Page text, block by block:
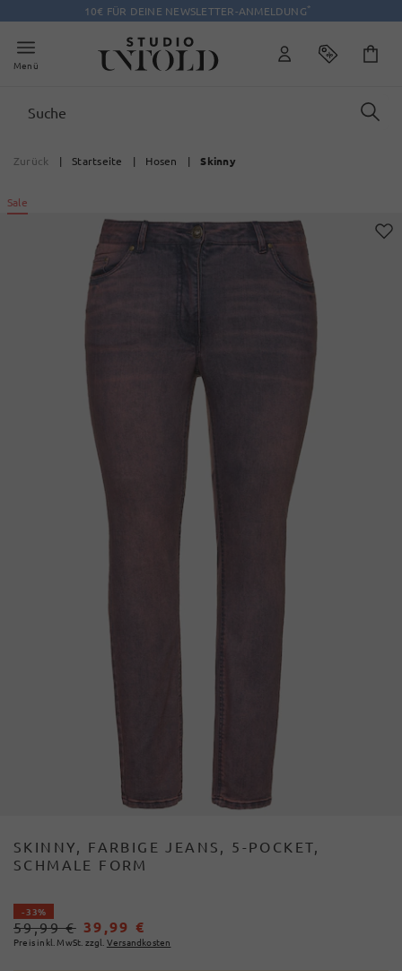
10€ FÜR DEINE NEWSLETTER-ANMELDUNG*
Menü
Zurück | Startseite | Hosen | Skinny
Sale
SKINNY, FARBIGE JEANS, 5-POCKET,
SCHMALE FORM
- 33%
59,99 € 39,99 €
Preis inkl. MwSt. zzgl. Versandkosten